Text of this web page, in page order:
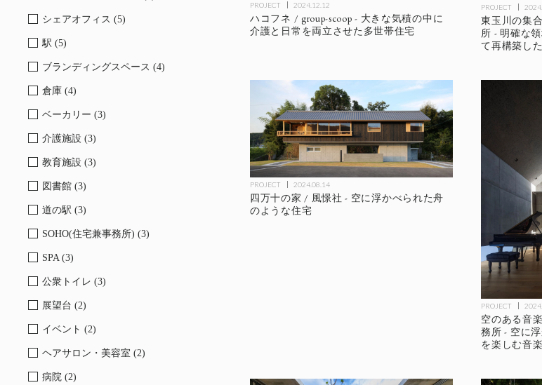
PROJECT 2024.12.12
ハコフネ / group-scoop - 大きな気積の中に
介護と日常を両立させた多世帯住宅
PROJECT
東玉川の集
所 - 明確な
て再構築し
PROJECT 2024.08.14
四万十の家 / 風憬社 - 空に浮かべられた舟
のような住宅
PROJECT
空のある音
務所 - 空に
を楽しむ音
シェアオフィス (5)
駅 (5)
ブランディングスペース (4)
倉庫 (4)
ベーカリー (3)
介護施設 (3)
教育施設 (3)
図書館 (3)
道の駅 (3)
SOHO(住宅兼事務所) (3)
SPA (3)
公衆トイレ (3)
展望台 (2)
イベント (2)
ヘアサロン・美容室 (2)
病院 (2)